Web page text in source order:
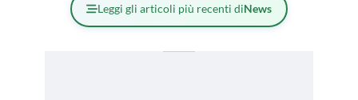
Leggi gli articoli più recenti diNews